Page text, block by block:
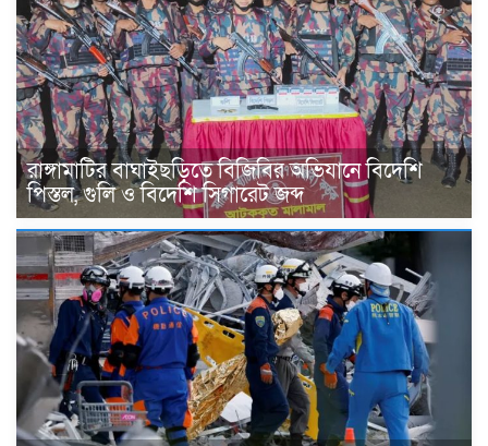
রাঙ্গামাটির বাঘাইছড়িতে বিজিবির অভিযানে বিদেশি
পিস্তল, গুলি ও বিদেশি সিগারেট জব্দ